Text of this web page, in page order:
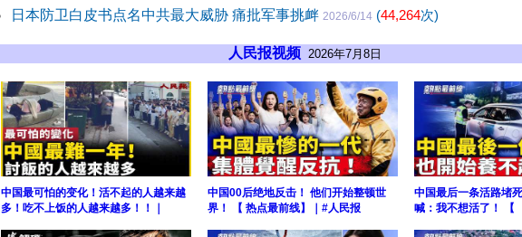
日本防卫白皮书点名中共最大威胁 痛批军事挑衅 2026/6/14 (44,264次)
人民报视频 2026年7月8日
中国最可怕的变化！活不起的人越来越
多！吃不上饭的人越来越多！！｜
中国00后绝地反击！ 他们开始整顿世
界！ 【 热点最前线】｜#人民报
中国最后一条活路堵
喊：我不想活了！ 【